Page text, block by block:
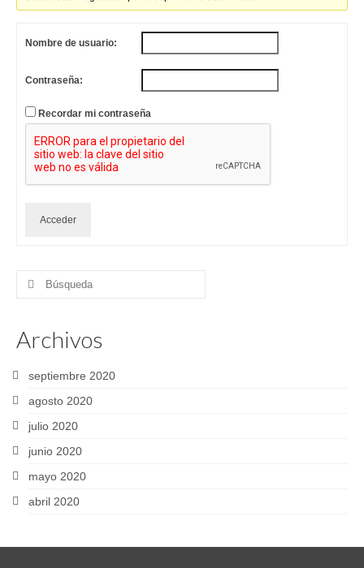
Nombre de usuario:
Contraseña:
Recordar mi contraseña
Acceder
Buscar
Archivos
septiembre 2020
agosto 2020
julio 2020
junio 2020
mayo 2020
abril 2020